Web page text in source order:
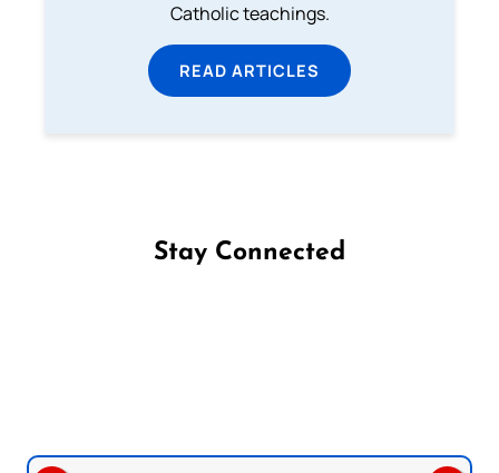
Catholic teachings.
READ ARTICLES
Stay Connected